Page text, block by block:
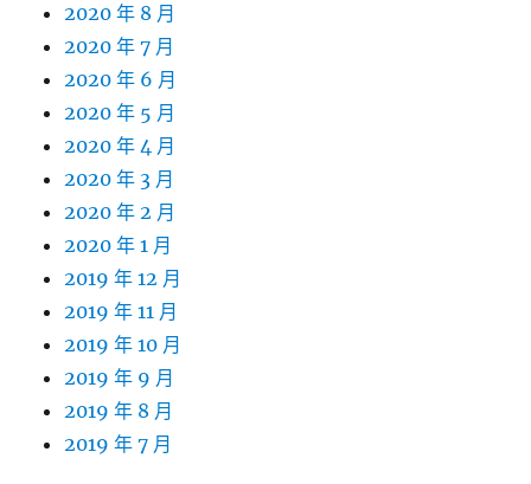
2020 年 8 月
2020 年 7 月
2020 年 6 月
2020 年 5 月
2020 年 4 月
2020 年 3 月
2020 年 2 月
2020 年 1 月
2019 年 12 月
2019 年 11 月
2019 年 10 月
2019 年 9 月
2019 年 8 月
2019 年 7 月